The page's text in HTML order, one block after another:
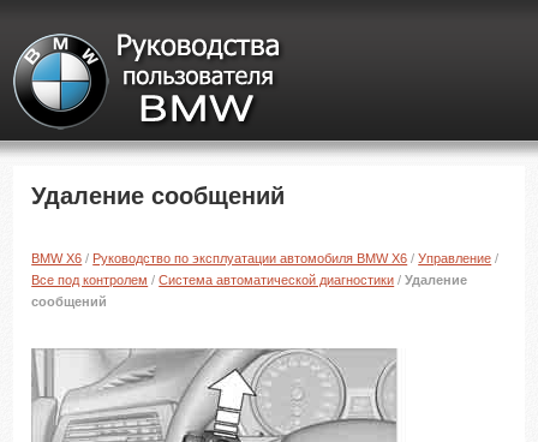
Удаление сообщений
BMW X6 / Руководство по эксплуатации автомобиля BMW X6 /Управление /
Все под контролем /Система автоматической диагностики /Удаление
сообщений